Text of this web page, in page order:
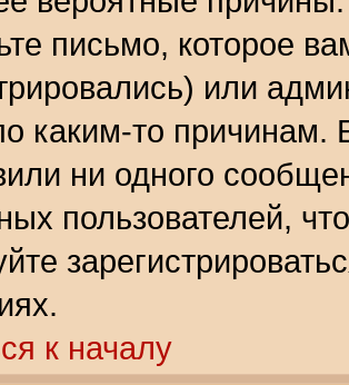
письмо, которое
или
каким-то
ни одного
пользователей,
к началу